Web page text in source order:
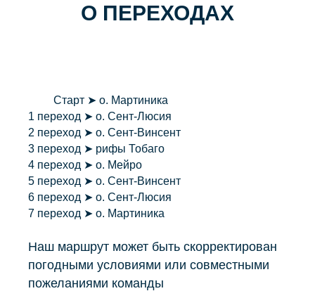
О ПЕРЕХОДАХ
Старт ➤ о. Мартиника
1 переход ➤ о. Сент-Люсия
2 переход ➤ о. Сент-Винсент
3 переход ➤ рифы Тобаго
4 переход ➤ о. Мейро
5 переход ➤ о. Сент-Винсент
6 переход ➤ о. Сент-Люсия
7 переход ➤ о. Мартиника
Наш маршрут может быть скорректирован
погодными условиями или совместными
пожеланиями команды